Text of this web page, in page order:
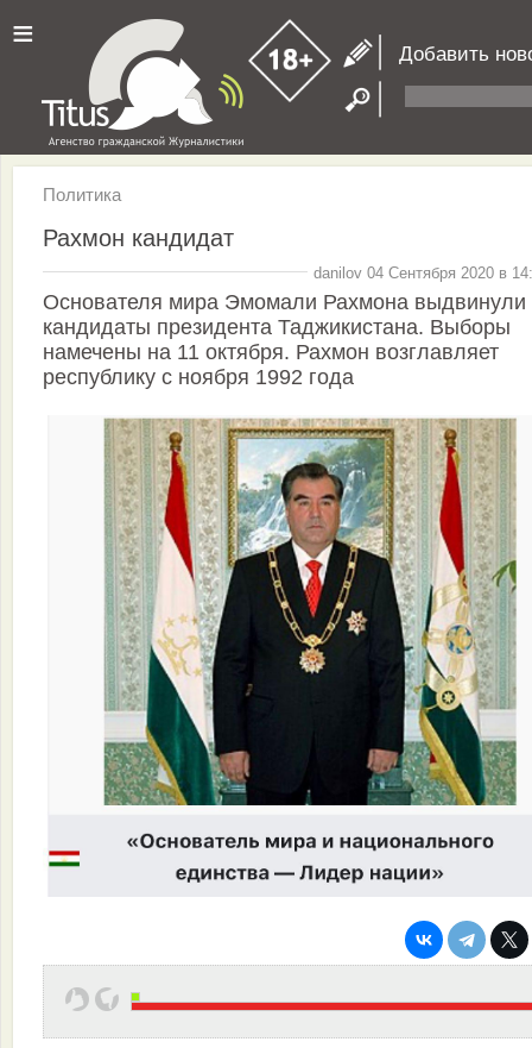
≡ Добавить
Политика
Рахмон кандидат
danilov 04 Сентября 2020 в
Основателя мира Эмомали Рахмона выдвинули
кандидаты президента Таджикистана. Выборы
намечены на 11 октября. Рахмон возглавляет
республику с ноября 1992 года